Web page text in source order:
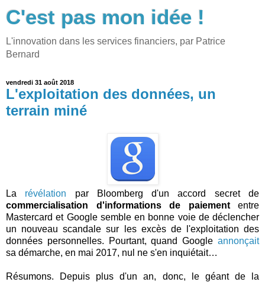
C'est pas mon idée !
L'innovation dans les services financiers, par Patrice
Bernard
vendredi 31 août 2018
L'exploitation des données, un
terrain miné
La révélation par Bloomberg d'un accord secret de
commercialisation d'informations de paiemententre
Mastercard et Google semble en bonne voie de déclencher
un nouveau scandale sur les excès de l'exploitation des
données personnelles. Pourtant, quand Google annonçait
sa démarche, en mai 2017, nul ne s'en inquiétait…
Résumons. Depuis plus d'un an, donc, le géant de la